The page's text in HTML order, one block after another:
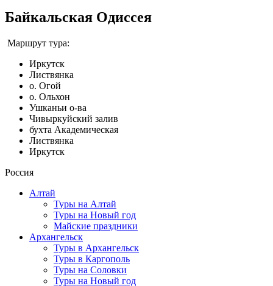
Байкальская Одиссея
Маршрут тура:
Иркутск
Листвянка
о. Огой
о. Ольхон
Ушканьи о-ва
Чивыркуйский залив
бухта Академическая
Листвянка
Иркутск
Россия
Алтай
Туры на Алтай
Туры на Новый год
Майские праздники
Архангельск
Туры в Архангельск
Туры в Каргополь
Туры на Соловки
Туры на Новый год